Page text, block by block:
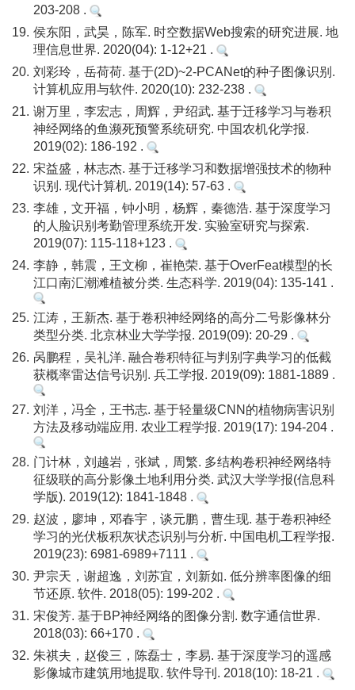
203-208 .
19. 侯东阳，武昊，陈军. 时空数据Web搜索的研究进展. 地
理信息世界. 2020(04): 1-12+21 .
20. 刘彩玲，岳荷荷. 基于(2D)~2-PCANet的种子图像识别.
计算机应用与软件. 2020(10): 232-238 .
21. 谢万里，李宏志，周辉，尹绍武. 基于迁移学习与卷积
神经网络的鱼濒死预警系统研究. 中国农机化学报.
2019(02): 186-192 .
22. 宋益盛，林志杰. 基于迁移学习和数据增强技术的物种
识别. 现代计算机. 2019(14): 57-63 .
23. 李雄，文开福，钟小明，杨辉，秦德浩. 基于深度学习
的人脸识别考勤管理系统开发. 实验室研究与探索.
2019(07): 115-118+123 .
24. 李静，韩震，王文柳，崔艳荣. 基于OverFeat模型的长
江口南汇潮滩植被分类. 生态科学. 2019(04): 135-141 .
25. 江涛，王新杰. 基于卷积神经网络的高分二号影像林分
类型分类. 北京林业大学学报. 2019(09): 20-29 .
26. 呙鹏程，吴礼洋. 融合卷积特征与判别字典学习的低截
获概率雷达信号识别. 兵工学报. 2019(09): 1881-1889 .
27. 刘洋，冯全，王书志. 基于轻量级CNN的植物病害识别
方法及移动端应用. 农业工程学报. 2019(17): 194-204 .
28. 门计林，刘越岩，张斌，周繁. 多结构卷积神经网络特
征级联的高分影像土地利用分类. 武汉大学学报(信息科
学版). 2019(12): 1841-1848 .
29. 赵波，廖坤，邓春宇，谈元鹏，曹生现. 基于卷积神经
学习的光伏板积灰状态识别与分析. 中国电机工程学报.
2019(23): 6981-6989+7111 .
30. 尹宗天，谢超逸，刘苏宜，刘新如. 低分辨率图像的细
节还原. 软件. 2018(05): 199-202 .
31. 宋俊芳. 基于BP神经网络的图像分割. 数字通信世界.
2018(03): 66+170 .
32. 朱祺夫，赵俊三，陈磊士，李易. 基于深度学习的遥感
影像城市建筑用地提取. 软件导刊. 2018(10): 18-21 .